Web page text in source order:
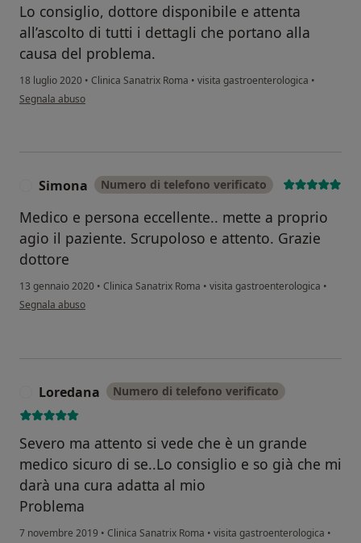
Lo consiglio, dottore disponibile e attenta
all’ascolto di tutti i dettagli che portano alla
causa del problema.
18 luglio 2020 • Clinica Sanatrix Roma • visita gastroenterologica •
secondo l'opinione dell'utente Viviana
Segnala abuso
Simona Numero di telefono verificato
Medico e persona eccellente.. mette a proprio
agio il paziente. Scrupoloso e attento. Grazie
dottore
13 gennaio 2020 • Clinica Sanatrix Roma • visita gastroenterologica •
secondo l'opinione dell'utente Simona
Segnala abuso
Loredana Numero di telefono verificato
Severo ma attento si vede che è un grande
medico sicuro di se..Lo consiglio e so già che mi
darà una cura adatta al mio
Problema
7 novembre 2019 • Clinica Sanatrix Roma • visita gastroenterologica •